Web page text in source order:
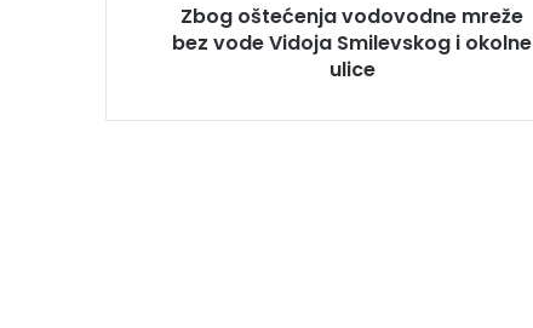
Zbog oštećenja vodovodne mreže
bez vode Vidoja Smilevskog i okolne
ulice